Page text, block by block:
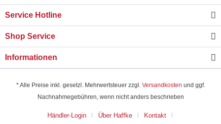
Service Hotline
Shop Service
Informationen
* Alle Preise inkl. gesetzl. Mehrwertsteuer zzgl. Versandkosten und ggf.
Nachnahmegebühren, wenn nicht anders beschrieben
Händler-Login Über Haffke Kontakt